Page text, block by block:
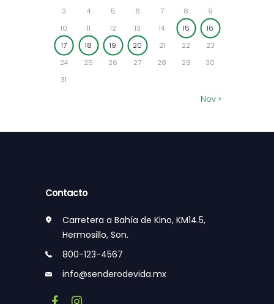
3
4 5 6 7 8
9
10
11 12 13 14 15
16
17
18 19 20 21 22
23
24
25 26 27 28 29
30
31
Nov »
Contacto
Carretera a Bahía de Kino, KM14.5,
Hermosillo, Son.
800-123-4567
info@senderodevida.mx